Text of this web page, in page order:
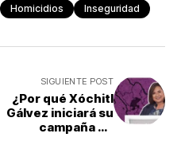
Homicidios Inseguridad
SIGUIENTE POST
¿Por qué Xóchitl
Gálvez iniciará su
campaña en